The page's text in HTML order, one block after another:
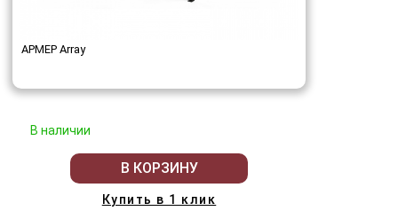
АРМЕР Array
В наличии
В КОРЗИНУ
Купить в 1 клик